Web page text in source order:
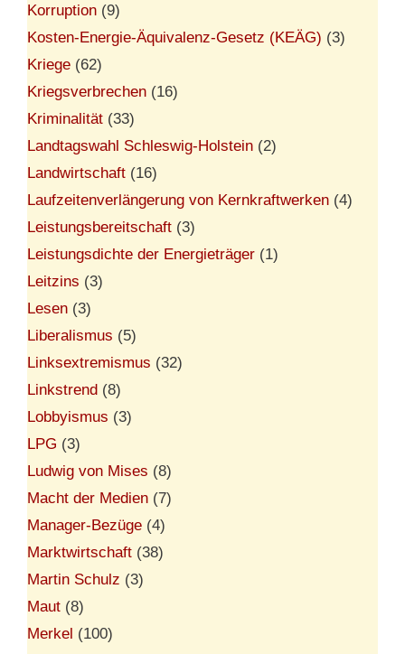
Korruption (9)
Kosten-Energie-Äquivalenz-Gesetz (KEÄG) (3)
Kriege (62)
Kriegsverbrechen (16)
Kriminalität (33)
Landtagswahl Schleswig-Holstein (2)
Landwirtschaft (16)
Laufzeitenverlängerung von Kernkraftwerken (4)
Leistungsbereitschaft (3)
Leistungsdichte der Energieträger (1)
Leitzins (3)
Lesen (3)
Liberalismus (5)
Linksextremismus (32)
Linkstrend (8)
Lobbyismus (3)
LPG (3)
Ludwig von Mises (8)
Macht der Medien (7)
Manager-Bezüge (4)
Marktwirtschaft (38)
Martin Schulz (3)
Maut (8)
Merkel (100)